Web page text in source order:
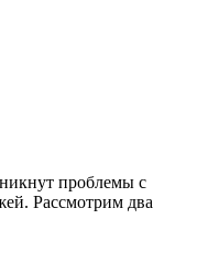
проблемы с
Рассмотрим два